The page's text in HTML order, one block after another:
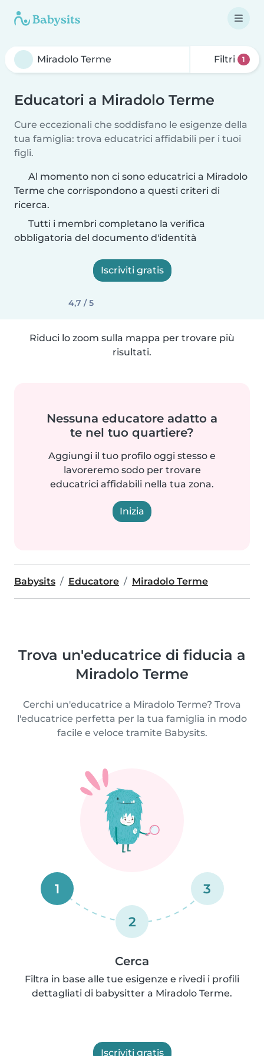
Filtri 1
Educatori a Miradolo Terme
Cure eccezionali che soddisfano le esigenze della
tua famiglia: trova educatrici affidabili per i tuoi
figli.
Al momento non ci sono educatrici a Miradolo
Terme che corrispondono a questi criteri di
ricerca.
Tutti i membri completano la verifica
obbligatoria del documento d'identità
Iscriviti gratis
4,7 / 5
Riduci lo zoom sulla mappa per trovare più
risultati.
Nessuna educatore adatto a
te nel tuo quartiere?
Aggiungi il tuo profilo oggi stesso e
lavoreremo sodo per trovare
educatrici affidabili nella tua zona.
Inizia
Babysits Educatore Miradolo Terme
Trova un'educatrice di fiducia a
Miradolo Terme
Cerchi un'educatrice a Miradolo Terme? Trova
l'educatrice perfetta per la tua famiglia in modo
facile e veloce tramite Babysits.
1
2
3
Cerca
Filtra in base alle tue esigenze e rivedi i profili
dettagliati di babysitter a Miradolo Terme.
Iscriviti gratis